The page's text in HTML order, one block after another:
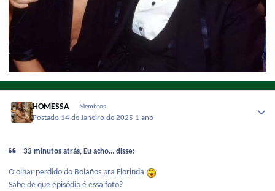
HOMESSA Membros
Postado 14 de Janeiro de 2025 1 ano
33 minutos atrás, Eu acho... disse:
O olhar perdido do Bolaños pra Florinda
Sabe de que episódio é essa foto?